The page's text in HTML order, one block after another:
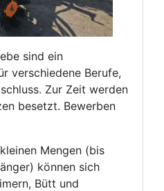
sind ein
verschiedene Berufe,
Zur Zeit werden
besetzt. Bewerben
Mengen (bis
können sich
Bütt und